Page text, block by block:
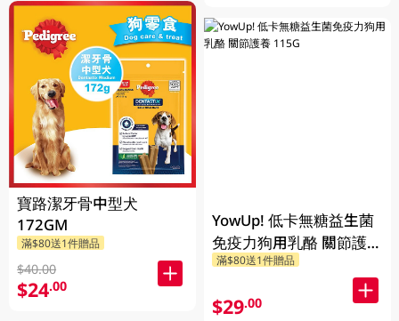
寶路潔牙骨中型犬
172GM
滿$80送1件贈品
$40.00
$24.00
YowUp! 低卡無糖益生菌
免疫力狗用乳酪 關節護養
115G
滿$80送1件贈品
$29.00